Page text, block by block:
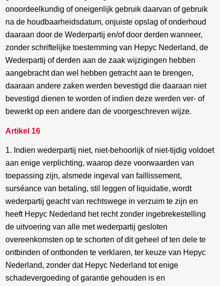
onoordeelkundig of oneigenlijk gebruik daarvan of gebruik
na de houdbaarheidsdatum, onjuiste opslag of onderhoud
daaraan door de Wederpartij en/of door derden wanneer,
zonder schriftelijke toestemming van Hepyc Nederland, de
Wederpartij of derden aan de zaak wijzigingen hebben
aangebracht dan wel hebben getracht aan te brengen,
daaraan andere zaken werden bevestigd die daaraan niet
bevestigd dienen te worden of indien deze werden ver- of
bewerkt op een andere dan de voorgeschreven wijze.
Artikel 16
1. Indien wederpartij niet, niet-behoorlijk of niet-tijdig voldoet
aan enige verplichting, waarop deze voorwaarden van
toepassing zijn, alsmede ingeval van faillissement,
surséance van betaling, stil leggen of liquidatie, wordt
wederpartij geacht van rechtswege in verzuim te zijn en
heeft Hepyc Nederland het recht zonder ingebrekestelling
de uitvoering van alle met wederpartij gesloten
overeenkomsten op te schorten of dit geheel of ten dele te
ontbinden of ontbonden te verklaren, ter keuze van Hepyc
Nederland, zonder dat Hepyc Nederland tot enige
schadevergoeding of garantie gehouden is en